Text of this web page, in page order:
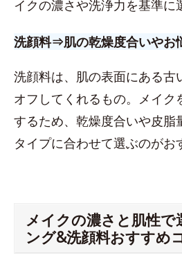
イクの濃さや洗浄力を基準に
洗顔料⇒肌の乾燥度合いやお
洗顔料は、肌の表面にある古
オフしてくれるもの。メイク
するため、乾燥度合いや皮脂
タイプに合わせて選ぶのがお
メイクの濃さと肌性で
ング&洗顔料おすすめ